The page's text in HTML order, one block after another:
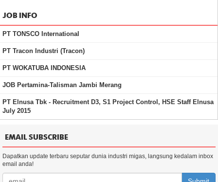
JOB INFO
PT TONSCO International
PT Tracon Industri (Tracon)
PT WOKATUBA INDONESIA
JOB Pertamina-Talisman Jambi Merang
PT Elnusa Tbk - Recruitment D3, S1 Project Control, HSE Staff Elnusa
July 2015
EMAIL SUBSCRIBE
Dapatkan update terbaru seputar dunia industri migas, langsung kedalam inbox
email anda!